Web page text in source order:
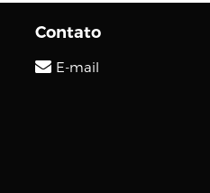
Contato
E-mail